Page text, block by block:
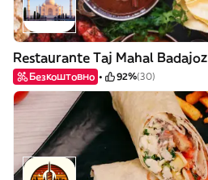
Restaurante Taj Mahal Badajoz
Безкоштовно 92%(30)